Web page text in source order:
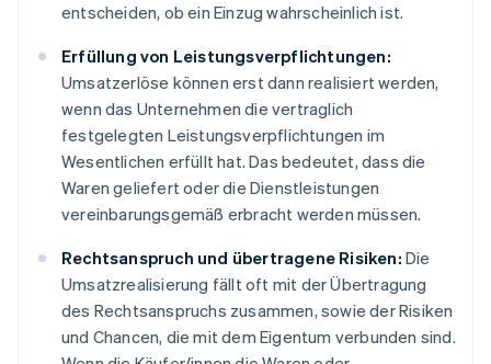
entscheiden, ob ein Einzug wahrscheinlich ist.
Erfüllung von Leistungsverpflichtungen:
Umsatzerlöse können erst dann realisiert werden,
wenn das Unternehmen die vertraglich
festgelegten Leistungsverpflichtungen im
Wesentlichen erfüllt hat. Das bedeutet, dass die
Waren geliefert oder die Dienstleistungen
vereinbarungsgemäß erbracht werden müssen.
Rechtsanspruch und übertragene Risiken: Die
Umsatzrealisierung fällt oft mit der Übertragung
des Rechtsanspruchs zusammen, sowie der Risiken
und Chancen, die mit dem Eigentum verbunden sind.